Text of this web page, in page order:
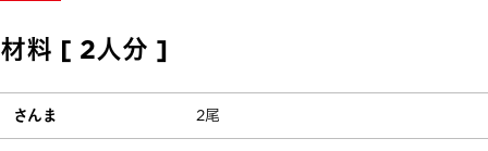
材料 [ 2人分 ]
さんま 2尾